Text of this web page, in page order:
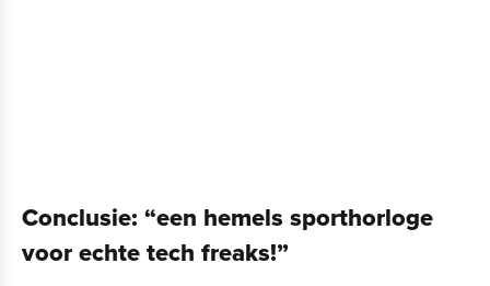
Conclusie: “een hemels sporthorloge
voor echte tech freaks!”